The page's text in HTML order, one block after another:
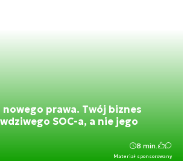
nowego prawa. Twój biznes
SOC-a, a nie jego
Materiał sponsorowany
8 min.